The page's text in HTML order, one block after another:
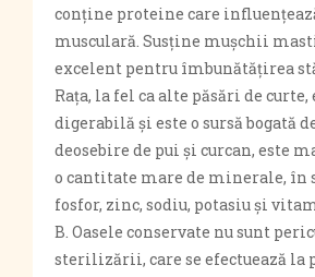
conține proteine ​​care
musculară. Susține mușchii
excelent pentru îmbunătățirea
Rața, la fel ca alte păsări de curte,
digerabilă și este o sursă bogată
deosebire de pui și curcan, este
o cantitate mare de minerale, în
fosfor, zinc, sodiu, potasiu și
B. Oasele conservate nu sunt
sterilizării, care se efectuează la